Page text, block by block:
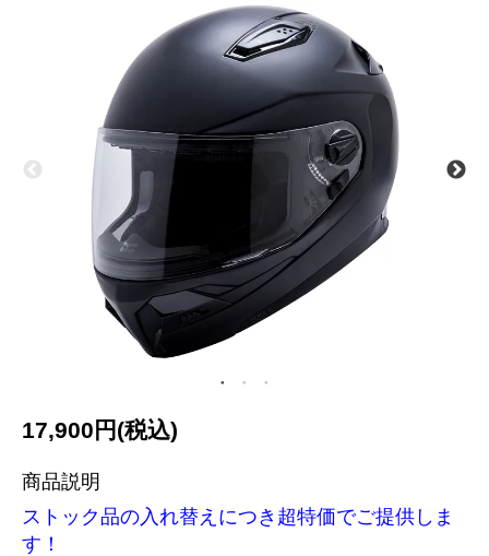
17,900円(税込)
商品説明
ストック品の入れ替えにつき超特価でご提供しま
す！